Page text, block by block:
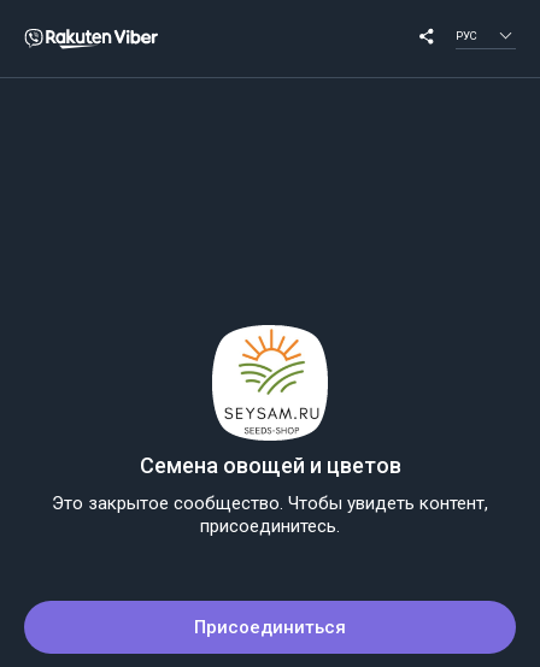
РУС
Семена овощей и цветов
Это закрытое сообщество. Чтобы увидеть контент,
присоединитесь.
Присоединиться